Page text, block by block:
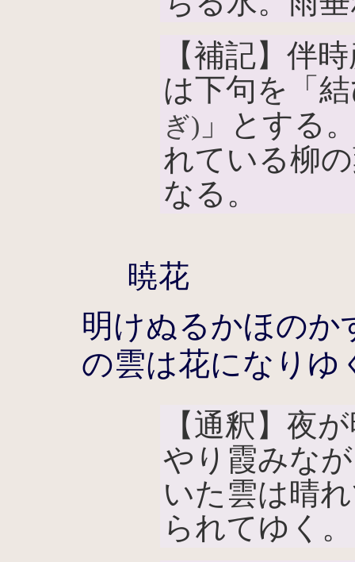
【補記】伴
は下句を「
ぎ) 」とする
れている柳
なる。
暁花
明けぬるかほのか
の雲は花になりゆ
【通釈】夜
やり霞みな
いた雲は晴
られてゆく。